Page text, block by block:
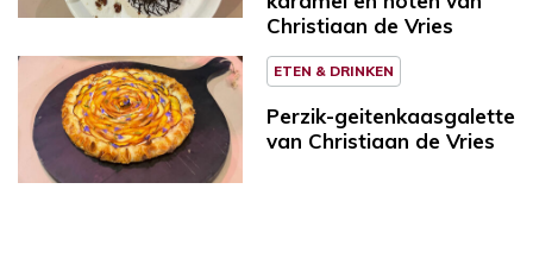
Christiaan de Vries
ETEN & DRINKEN
Perzik-geitenkaasgalette
van Christiaan de Vries